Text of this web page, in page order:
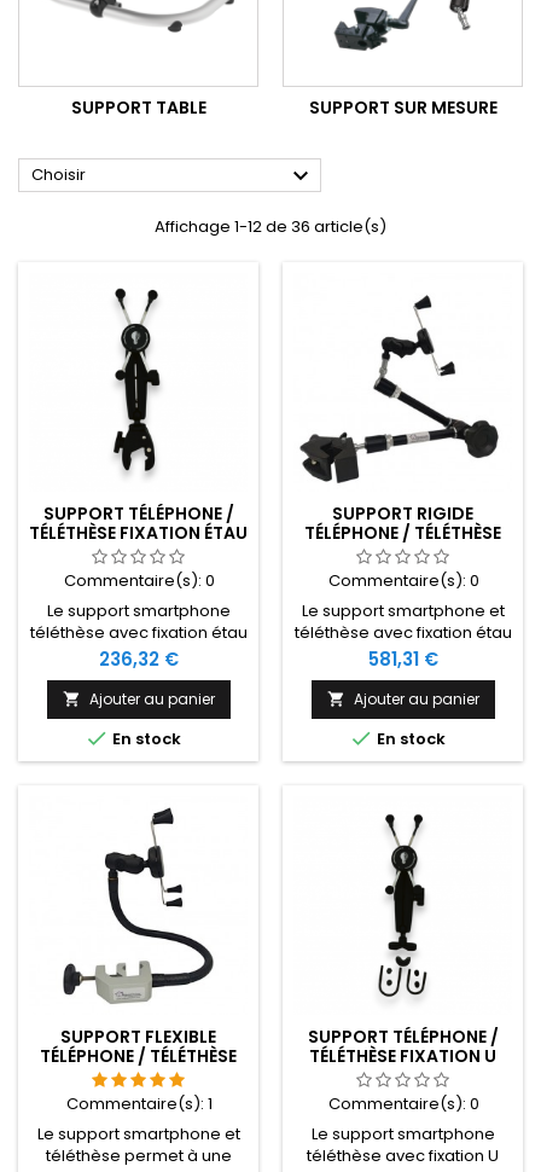
SUPPORT TABLE SUPPORT SUR MESURE
Choisir 
Affichage 1-12 de 36 article(s)
SUPPORT TÉLÉPHONE /
TÉLÉTHÈSE FIXATION ÉTAU
Commentaire(s): 0
Le support smartphone
téléthèse avec fixation étau
est une solution domotique
handicap simple
permettant de fixer son
smartphone au niveau du
lit, d'une table ou d'un
fauteuil roulant électrique.
Prix
236,32 €
 Ajouter au panier
 En stock
SUPPORT RIGIDE
TÉLÉPHONE / TÉLÉTHÈSE
Commentaire(s): 0
Le support smartphone et
téléthèse avec fixation étau
est une solution domotique
handicap simple
permettant de fixer son
smartphone au niveau du
lit, d'une table ou d'un
fauteuil roulant électrique.
Prix
581,31 €
 Ajouter au panier
 En stock
SUPPORT FLEXIBLE
TÉLÉPHONE / TÉLÉTHÈSE
Commentaire(s): 1
Le support smartphone et
téléthèse permet à une
SUPPORT TÉLÉPHONE /
TÉLÉTHÈSE FIXATION U
Commentaire(s): 0
Le support smartphone
téléthèse avec fixation U